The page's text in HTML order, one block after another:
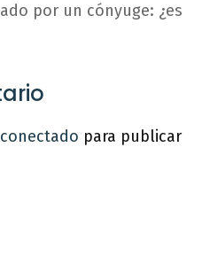
por un cónyuge: ¿es
conectado para publicar